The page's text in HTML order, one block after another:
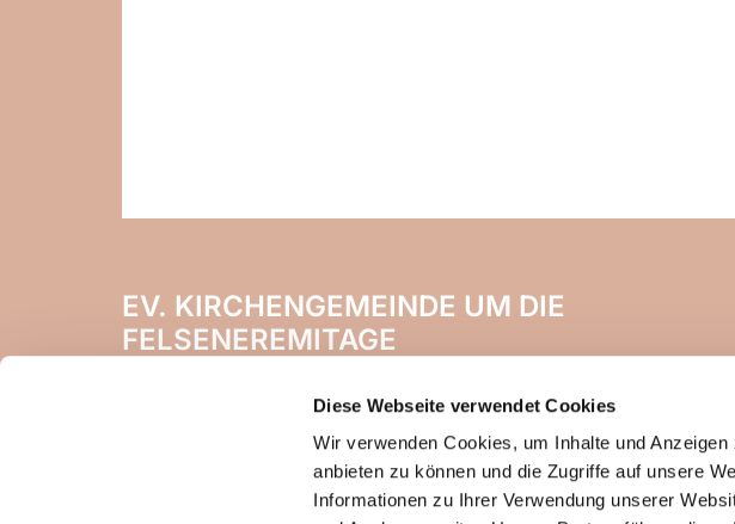
Diese Webseite verwendet Cookies
Wir verwenden Cookies, um Inhalte und
anbieten zu können und die Zugriffe auf unsere
Informationen zu Ihrer Verwendung unserer
EV. KIRCHENGEMEINDE UM DIE
FELSENEREMITAGE